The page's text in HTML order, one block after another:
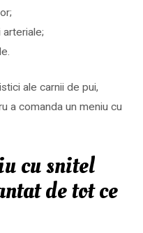
ale carnii de pui,
a comanda un meniu cu
cu snitel
de tot ce